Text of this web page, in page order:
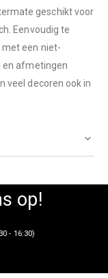
geschikt voor
Eenvoudig te
een niet-
en afmetingen
veel decoren ook in
op!
- 16:30)